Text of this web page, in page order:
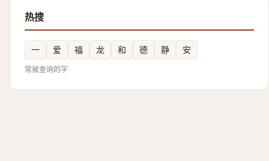
热搜
一 爱 福 龙 和 德 静 安
常被查询的字